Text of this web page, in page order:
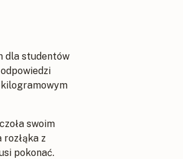
dla studentów
swoim
z
pokonać.